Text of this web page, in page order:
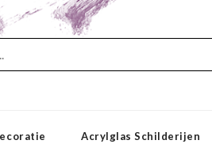
Acrylglas Schilderijen